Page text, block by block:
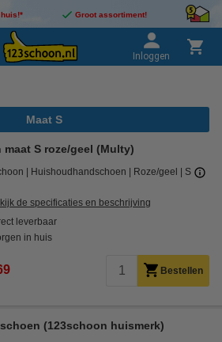
Groot assortiment!
Inloggen
Maat S
S roze/geel (Multy)
Huishoudhandschoen Roze/geel S
de specificaties en beschrijving
leverbaar
in huis
Bestellen
(123schoon huismerk)